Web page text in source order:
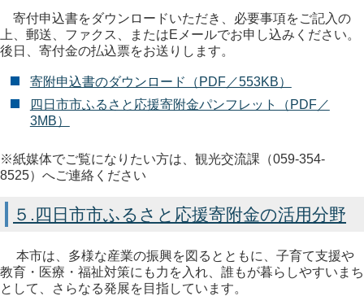
寄付申込書をダウンロードいただき、必要事項をご記入の
上、郵送、ファクス、またはEメールでお申し込みください。
後日、寄付金の払込票をお送りします。
寄附申込書のダウンロード（PDF／553KB）
四日市市ふるさと応援寄附金パンフレット（PDF／
3MB）
※紙媒体でご覧になりたい方は、観光交流課（059-354-
8525）へご連絡ください
５.四日市市ふるさと応援寄附金の活用分野
本市は、多様な産業の振興を図るとともに、子育て支援や
教育・医療・福祉対策にも力を入れ、誰もが暮らしやすいまち
として、さらなる発展を目指しています。